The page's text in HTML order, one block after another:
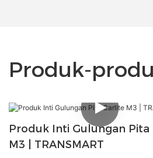
Produk-
Produk Inti Gulungan Pita
M3 | TRANSMART